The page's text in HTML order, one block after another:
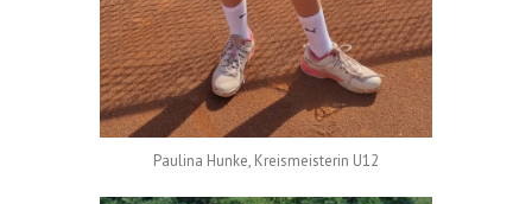
Paulina Hunke, Kreismeisterin U12